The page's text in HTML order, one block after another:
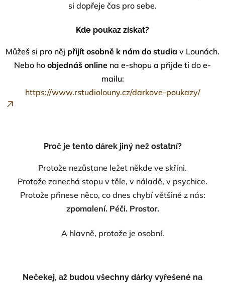
si dopřeje čas pro sebe.
Kde poukaz získat?
Můžeš si pro něj přijít osobně k nám do studia v Lounách.
Nebo ho objednáš online na e-shopu a přijde ti do e-
mailu:
https://www.rstudiolouny.cz/darkove-poukazy/
Proč je tento dárek jiný než ostatní?
Protože nezůstane ležet někde ve skříni.
Protože zanechá stopu v těle, v náladě, v psychice.
Protože přinese něco, co dnes chybí většině z nás:
zpomalení. Péči. Prostor.
A hlavně, protože je osobní.
Nečekej, až budou všechny dárky vyřešené na